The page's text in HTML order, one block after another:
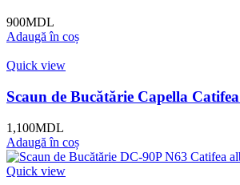
900MDL
Adaugă în coș
Quick view
Scaun de Bucătărie Capella
1,100MDL
Adaugă în coș
Quick view